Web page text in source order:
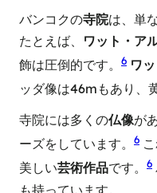
バンコクの寺院は、単
たとえば、 ワット・ア
飾は圧倒的です。
6 ワ
ッダ像は46mもあり、
寺院には多くの仏像が
ーズをしています。
6
美しい芸術作品です。 6
も持っています。